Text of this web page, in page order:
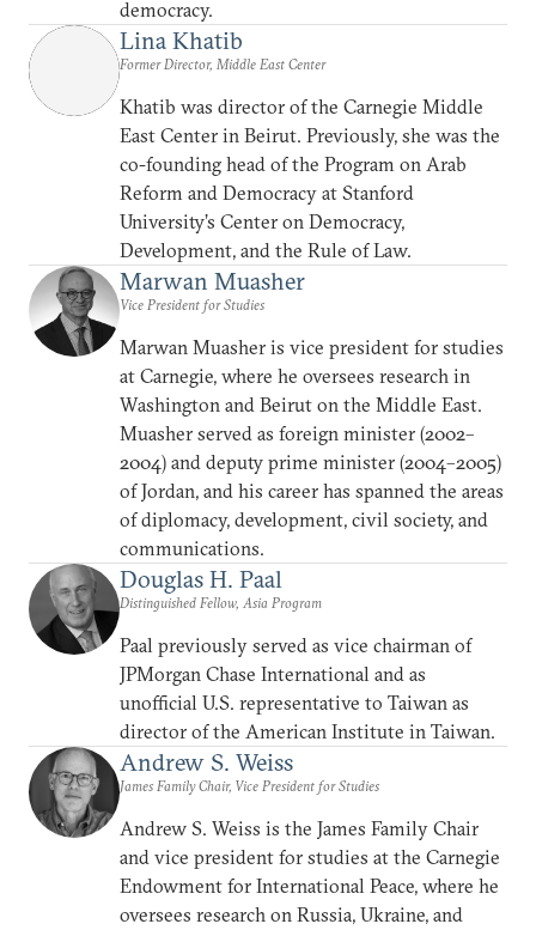
democracy.
Lina Khatib
Former Director, Middle East Center
Khatib was director of the Carnegie Middle
East Center in Beirut. Previously, she was the
co-founding head of the Program on Arab
Reform and Democracy at Stanford
University’s Center on Democracy,
Development, and the Rule of Law.
Marwan Muasher
Vice President for Studies
Marwan Muasher is vice president for studies
at Carnegie, where he oversees research in
Washington and Beirut on the Middle East.
Muasher served as foreign minister (2002–
2004) and deputy prime minister (2004–2005)
of Jordan, and his career has spanned the areas
of diplomacy, development, civil society, and
communications.
Douglas H. Paal
Distinguished Fellow, Asia Program
Paal previously served as vice chairman of
JPMorgan Chase International and as
unofficial U.S. representative to Taiwan as
director of the American Institute in Taiwan.
Andrew S. Weiss
James Family Chair, Vice President for Studies
Andrew S. Weiss is the James Family Chair
and vice president for studies at the Carnegie
Endowment for International Peace, where he
oversees research on Russia, Ukraine, and